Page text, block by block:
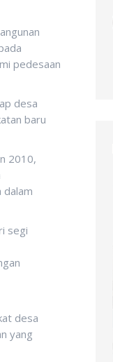
pedesaan
desa
baru
2010,
dalam
segi
desa
yang